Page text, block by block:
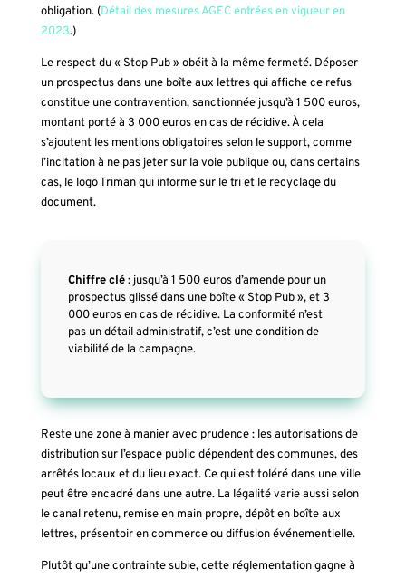
obligation. (Détail des mesures AGEC entrées en vigueur en
2023.)
Le respect du « Stop Pub » obéit à la même fermeté. Déposer
un prospectus dans une boîte aux lettres qui affiche ce refus
constitue une contravention, sanctionnée jusqu’à 1 500 euros,
montant porté à 3 000 euros en cas de récidive. À cela
s’ajoutent les mentions obligatoires selon le support, comme
l’incitation à ne pas jeter sur la voie publique ou, dans certains
cas, le logo Triman qui informe sur le tri et le recyclage du
document.
Chiffre clé: jusqu’à 1 500 euros d’amende pour un
prospectus glissé dans une boîte « Stop Pub », et 3
000 euros en cas de récidive. La conformité n’est
pas un détail administratif, c’est une condition de
viabilité de la campagne.
Reste une zone à manier avec prudence : les autorisations de
distribution sur l’espace public dépendent des communes, des
arrêtés locaux et du lieu exact. Ce qui est toléré dans une ville
peut être encadré dans une autre. La légalité varie aussi selon
le canal retenu, remise en main propre, dépôt en boîte aux
lettres, présentoir en commerce ou diffusion événementielle.
Plutôt qu’une contrainte subie, cette réglementation gagne à